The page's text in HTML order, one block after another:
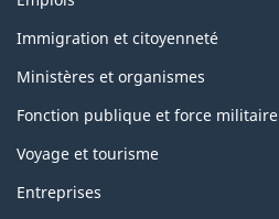
Immigration et citoyenneté
Ministères et organismes
Fonction publique et force militaire
Voyage et tourisme
Entreprises